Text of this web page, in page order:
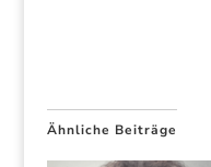
Ähnliche Beiträge